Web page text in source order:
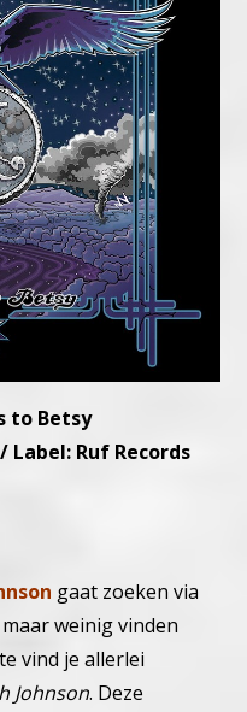
to Betsy
Label: Ruf Records
gaat zoeken via
weinig vinden
vind je allerlei
Johnson. Deze